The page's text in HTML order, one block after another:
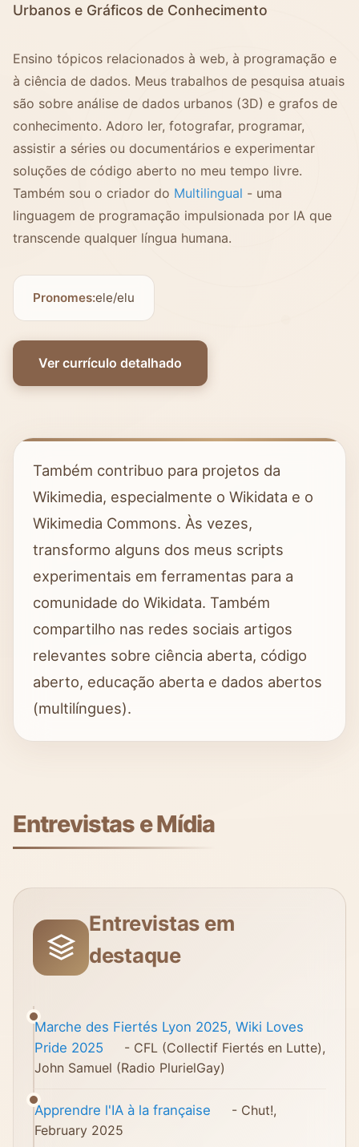
Urbanos e Gráficos de Conhecimento
Ensino tópicos relacionados à web, à programação e
à ciência de dados. Meus trabalhos de pesquisa atuais
são sobre análise de dados urbanos (3D) e grafos de
conhecimento. Adoro ler, fotografar, programar,
assistir a séries ou documentários e experimentar
soluções de código aberto no meu tempo livre.
Também sou o criador do Multilingual - uma
linguagem de programação impulsionada por IA que
transcende qualquer língua humana.
Pronomes:ele/elu
Ver currículo detalhado
Também contribuo para projetos da
Wikimedia, especialmente o Wikidata e o
Wikimedia Commons. Às vezes,
transformo alguns dos meus scripts
experimentais em ferramentas para a
comunidade do Wikidata. Também
compartilho nas redes sociais artigos
relevantes sobre ciência aberta, código
aberto, educação aberta e dados abertos
(multilíngues).
Entrevistas e Mídia
Entrevistas em
destaque
Marche des Fiertés Lyon 2025, Wiki Loves
Pride 2025
- CFL (Collectif Fiertés en Lutte),
John Samuel (Radio PlurielGay)
Apprendre l'IA à la française
- Chut!,
February 2025